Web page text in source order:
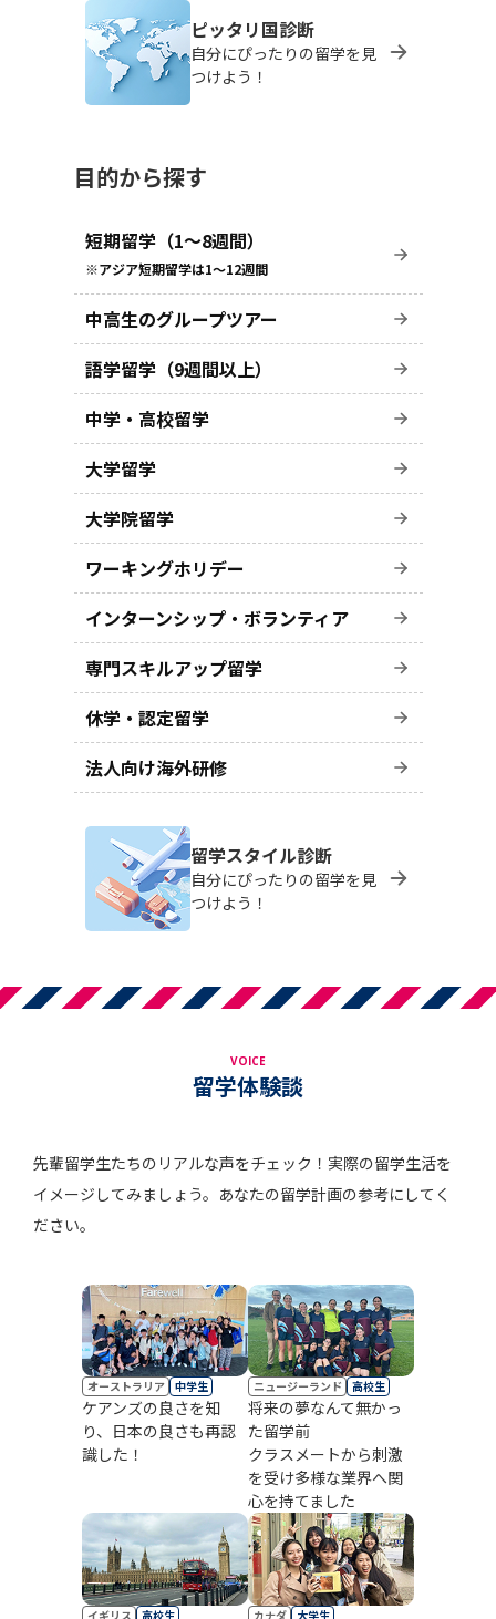
ピッタリ国診断
自分にぴったりの留学を見
つけよう！
目的から探す
短期留学（1～8週間）
※アジア短期留学は1～12週間
中高生のグループツアー
語学留学（9週間以上）
中学・高校留学
大学留学
大学院留学
ワーキングホリデー
インターンシップ・ボランティア
専門スキルアップ留学
休学・認定留学
法人向け海外研修
留学スタイル診断
自分にぴったりの留学を見
つけよう！
留学体験談
VOICE
先輩留学生たちのリアルな声をチェック！実際の留学生活を
イメージしてみましょう。あなたの留学計画の参考にしてく
ださい。
オーストラリア 中学生
ケアンズの良さを知
り、日本の良さも再認
識した！
ニュージーランド 高校生
将来の夢なんて無かっ
た留学前
クラスメートから刺激
を受け多様な業界へ関
心を持てました
イギリス 高校生 カナダ 大学生